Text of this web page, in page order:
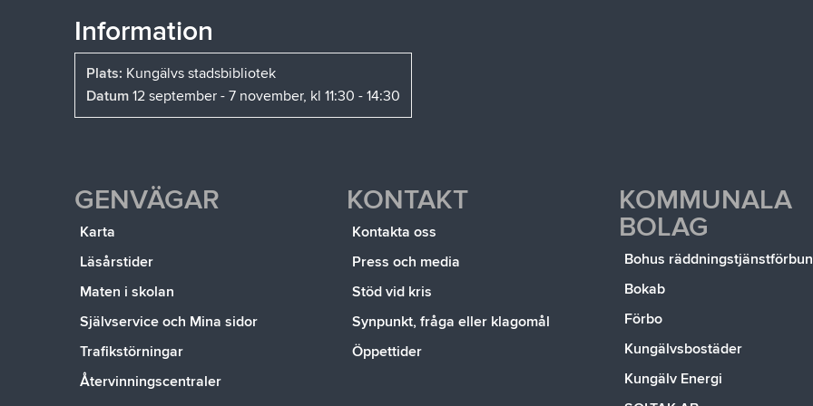
Information
Plats: Kungälvs stadsbibliotek
Datum 12 september - 7 november, kl 11:30 - 14:30
GENVÄGAR
Karta
Läsårstider
Maten i skolan
Självservice och Mina sidor
Trafikstörningar
Återvinningscentraler
KONTAKT
Kontakta oss
Press och media
Stöd vid kris
Synpunkt, fråga eller klagomål
Öppettider
KOMMUNALA
BOLAG
Bohus
Bokab
Förbo
Kungälvsbostäder
Kungälv Energi